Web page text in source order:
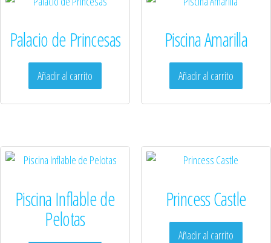
Palacio de Princesas
Añadir al carrito
Piscina Amarilla
Añadir al carrito
Piscina Inflable de
Pelotas
Princess Castle
Añadir al carrito